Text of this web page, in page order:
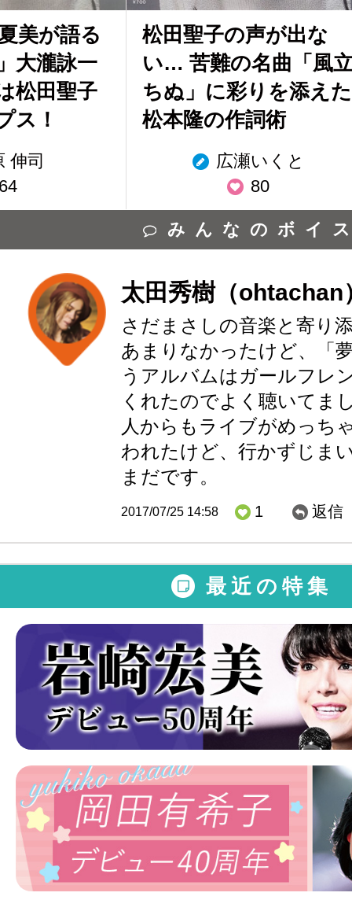
美が語る
大瀧詠一
松田聖子
ス！
伸司
松田聖子の声が出な
い… 苦難の名曲「風
ちぬ」に彩りを添えた
松本隆の作詞術
広瀬いくと
80
みんなのボイ
太田秀樹（ohtachan
さだまさしの音楽と寄り
あまりなかったけど、「
うアルバムはガールフレ
くれたのでよく聴いてま
人からもライブがめっち
われたけど、行かずじま
まだです。
2017/07/25 14:58 1 返信
最近の特集